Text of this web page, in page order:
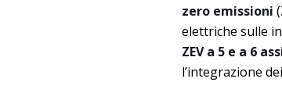
zero emissioni
elettriche sulle
ZEV a 5 e a 6
l’integrazione